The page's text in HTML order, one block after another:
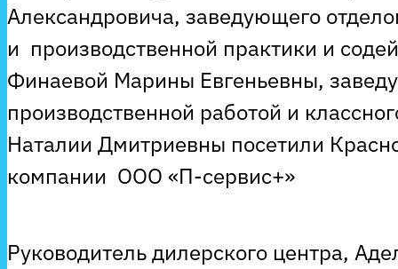
Александровича, заведующего
и производственной практики и
Финаевой Марины Евгеньевны,
производственной работой и
Наталии Дмитриевны посетили
компании ООО «П-сервис+»
Руководитель дилерского центра,